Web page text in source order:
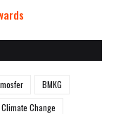
BMKG
Climate Change